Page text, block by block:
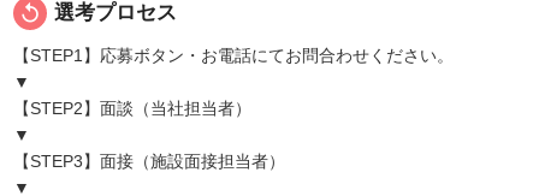
replay 選考プロセス
【STEP1】応募ボタン・お電話にてお問合わせください。
▼
【STEP2】面談（当社担当者）
▼
【STEP3】面接（施設面接担当者）
▼